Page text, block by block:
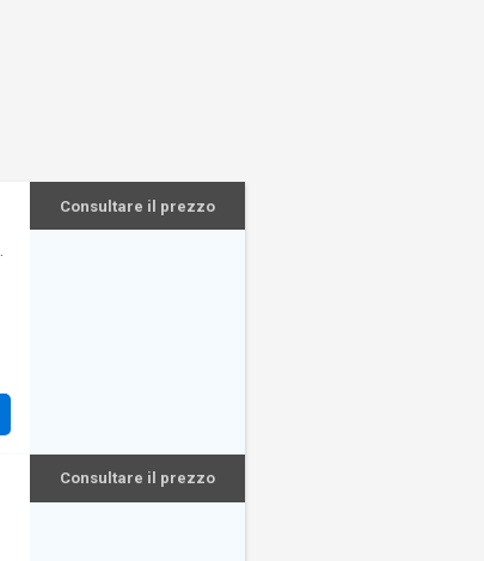
Consultare il prezzo
Consultare il prezzo